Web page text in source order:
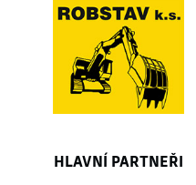
HLAVNÍ PARTNEŘI